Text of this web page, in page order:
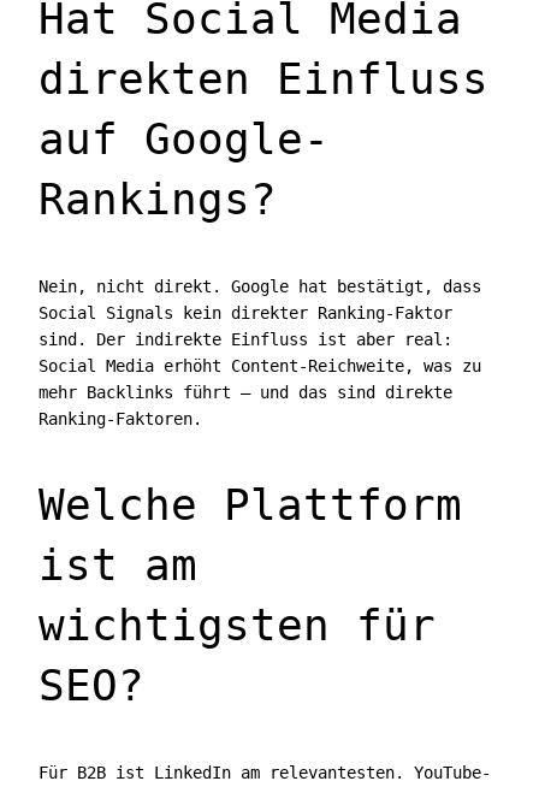
Hat Social Media
direkten Einfluss
auf Google-
Rankings?
Nein, nicht direkt. Google hat bestätigt, dass
Social Signals kein direkter Ranking-Faktor
sind. Der indirekte Einfluss ist aber real:
Social Media erhöht Content-Reichweite, was zu
mehr Backlinks führt — und das sind direkte
Ranking-Faktoren.
Welche Plattform
ist am
wichtigsten für
SEO?
Für B2B ist LinkedIn am relevantesten. YouTube-